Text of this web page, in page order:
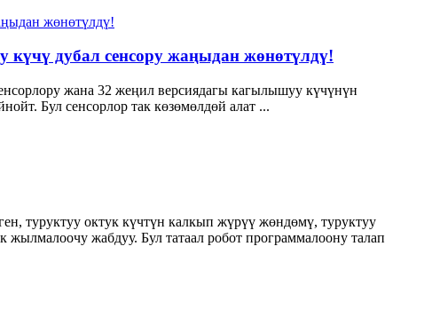
дубал сенсору жаңыдан жөнөтүлдү!
жана 32 жеңил версиядагы кагылышуу күчүнүн
Бул сенсорлор так көзөмөлдөй алат ...
туруктуу октук күчтүн калкып жүрүү жөндөмү, туруктуу
жабдуу. Бул татаал робот программалоону талап